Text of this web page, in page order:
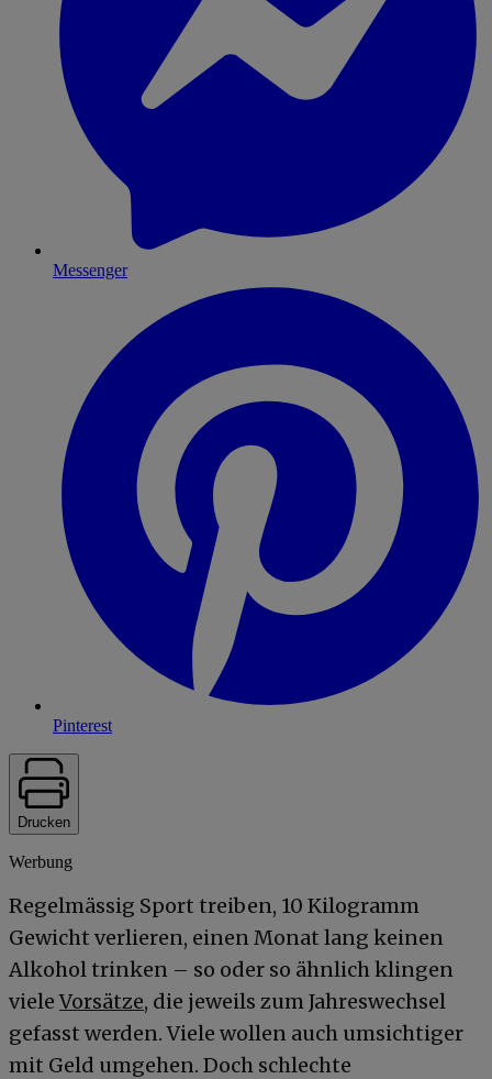
Messenger
Pinterest
Drucken
Werbung
Regelmässig Sport treiben, 10 Kilogramm
Gewicht verlieren, einen Monat lang keinen
Alkohol trinken – so oder so ähnlich klingen
vieleVorsätze, die jeweils zum Jahreswechsel
gefasst werden. Viele wollen auch umsichtiger
mit Geld umgehen. Doch schlechte